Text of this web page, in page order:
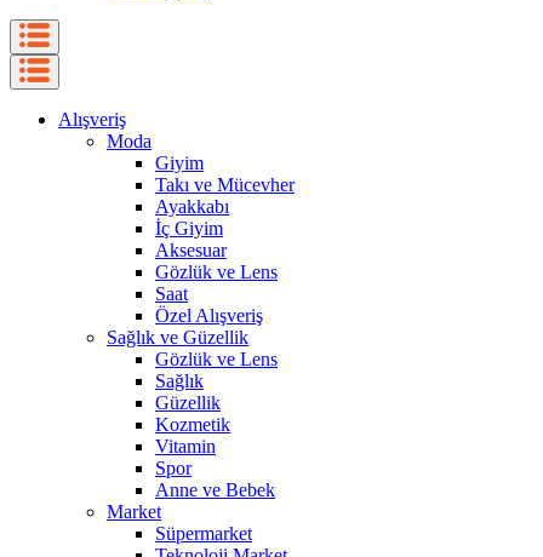
Alışveriş
Moda
Giyim
Takı ve Mücevher
Ayakkabı
İç Giyim
Aksesuar
Gözlük ve Lens
Saat
Özel Alışveriş
Sağlık ve Güzellik
Gözlük ve Lens
Sağlık
Güzellik
Kozmetik
Vitamin
Spor
Anne ve Bebek
Market
Süpermarket